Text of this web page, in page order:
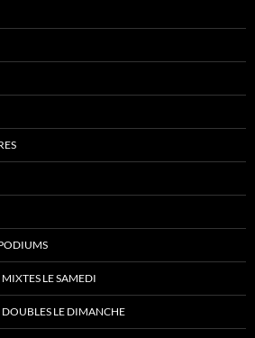
LE SAMEDI
DOUBLES LE DIMANCHE